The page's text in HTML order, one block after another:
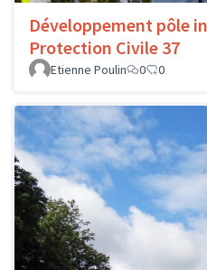
Développement pôle
Protection Civile 37
Etienne Poulin
0 0